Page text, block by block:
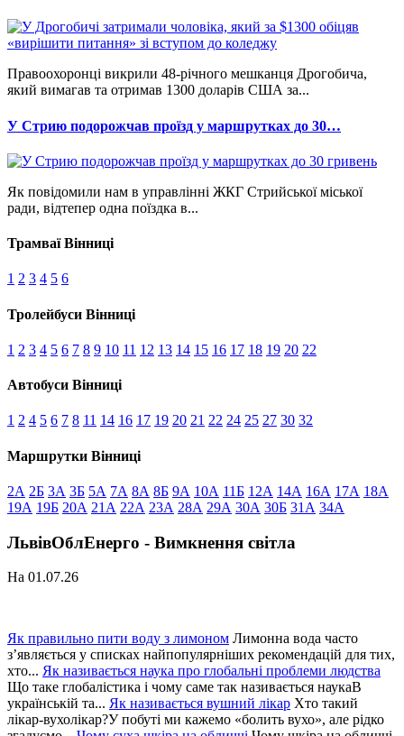
Правоохоронці викрили 48-річного мешканця Дрогобича,
який вимагав та отримав 1300 доларів США за...
У Стрию подорожчав проїзд у маршрутках до 30…
Як повідомили нам в управлінні ЖКГ Стрийської міської
ради, відтепер одна поїздка в...
Трамваї Вінниці
1 2 3 4 5 6
Тролейбуси Вінниці
1 2 3 4 5 6 7 8 9 10 11 12 13 14 15 16 17 18 19 20 22
Автобуси Вінниці
1 2 4 5 6 7 8 11 14 16 17 19 20 21 22 24 25 27 30 32
Маршрутки Вінниці
2А 2Б 3А 3Б 5А 7А 8А 8Б 9А 10А 11Б 12А 14А 16А 17А 18А
19А 19Б 20А 21А 22А 23А 28А 29А 30А 30Б 31А 34А
ЛьвівОблЕнерго - Вимкнення світла
На 01.07.26
Як правильно пити воду з лимоном Лимонна вода часто
з’являється у списках найпопулярніших рекомендацій для тих,
хто... Як називається наука про глобальні проблеми людства
Що таке глобалістика і чому саме так називається наукаВ
українській та... Як називається вушний лікар Хто такий
лікар-вухолікар?У побуті ми кажемо «болить вухо», але рідко